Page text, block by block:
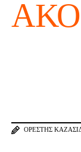
ΟΡΈΣΤΗΣ